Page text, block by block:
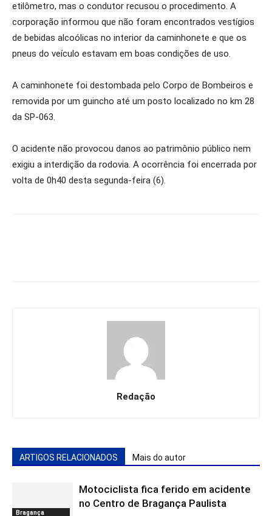
etilômetro, mas o condutor recusou o procedimento. A
corporação informou que não foram encontrados vestígios
de bebidas alcoólicas no interior da caminhonete e que os
pneus do veículo estavam em boas condições de uso.
A caminhonete foi destombada pelo Corpo de Bombeiros e
removida por um guincho até um posto localizado no km 28
da SP-063.
O acidente não provocou danos ao patrimônio público nem
exigiu a interdição da rodovia. A ocorrência foi encerrada por
volta de 0h40 desta segunda-feira (6).
Redação
ARTIGOS RELACIONADOS Mais do autor
Bragança
Motociclista fica ferido em acidente
no Centro de Bragança Paulista